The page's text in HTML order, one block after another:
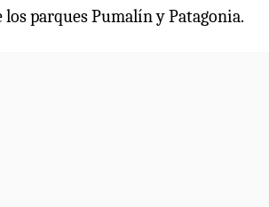
parques Pumalín y Patagonia.